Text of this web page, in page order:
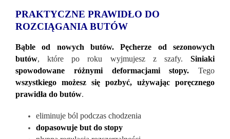
PRAKTYCZNE PRAWIDŁO DO
ROZCIĄGANIA BUTÓW
Bąble od nowych butów. Pęcherze od sezonowych
butów, które po roku wyjmujesz z szafy. Siniaki
spowodowane różnymi deformacjami stopy. Tego
wszystkiego możesz się pozbyć, używając poręcznego
prawidła do butów.
eliminuje ból podczas chodzenia
dopasowuje but do stopy